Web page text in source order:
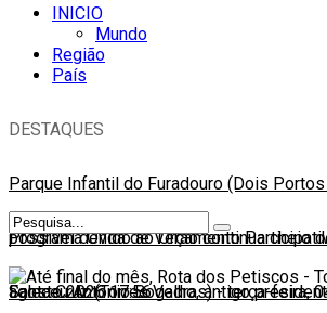
INICIO
Mundo
Região
País
DESTAQUES
Parque Infantil do Furadouro (Dois
possível devido ao Orçamento
agosto 2026 17:56
Programa Onda de Verão continua cheio
Santa Cruz (Torres Vedras)-terça-feira,
Faleceu António Bogalho, antigo